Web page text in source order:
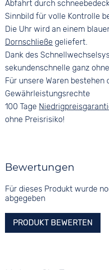
Abfahrt durch
Sinnbild für volle Kontrolle
Die Uhr wird an einem
Dornschließe geliefert.
Dank des
sekundenschnelle ganz
Für unsere Waren bestehen
Gewährleistungsrechte
100 Tage
ohne Preisrisiko!
Bewertungen
Für dieses Produkt wurde
abgegeben
PRODUKT BEWERTEN